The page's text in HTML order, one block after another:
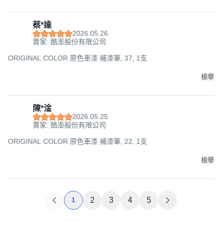
蔡*達
2026.05.26
賣家: 酷澎股份有限公司
ORIGINAL COLOR 原色車漆 補漆筆, 37, 1支
檢舉
陳*淦
2026.05.25
賣家: 酷澎股份有限公司
ORIGINAL COLOR 原色車漆 補漆筆, 22, 1支
檢舉
1 2 3 4 5